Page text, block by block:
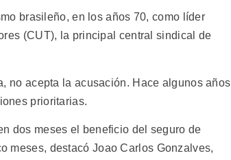
brasileño, en los años 70, como líder
(CUT), la principal central sindical de
no acepta la acusación. Hace algunos años
prioritarias.
dos meses el beneficio del seguro de
meses, destacó Joao Carlos Gonzalves,